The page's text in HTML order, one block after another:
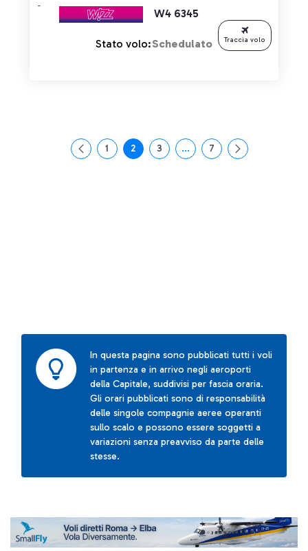
W4 6345
-
Stato volo:Schedulato Traccia volo
Pagina
1 Pagina
2 Pagina
3 ...Pagine intermedie Use TAB
Pagina
7
In questa pagina sono pubblicati tutti i voli
in partenza e in arrivo negli aeroporti
della Capitale, suddivisi per fascia oraria.
Gli orari pubblicati sono di responsabilità
delle singole compagnie aeree operanti
sullo scalo e possono essere soggetti a
variazioni senza preavviso da parte delle
stesse.